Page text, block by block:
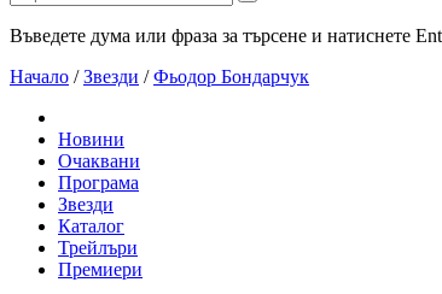
Въведете дума или фраза за търсене и натиснете
Начало / Звезди / Фьодор Бондарчук
Новини
Очаквани
Програма
Звезди
Каталог
Трейлъри
Премиери